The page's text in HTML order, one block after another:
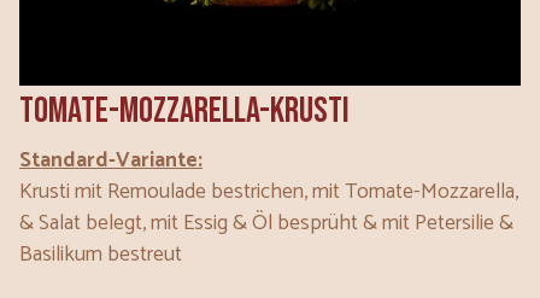
Tomate-Mozzarella-Krusti
Standard-Variante:
Krusti mit Remoulade bestrichen, mit Tomate-Mozzarella,
& Salat belegt, mit Essig & Öl besprüht & mit Petersilie &
Basilikum bestreut